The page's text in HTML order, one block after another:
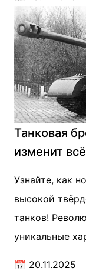
Танковая
изменит
Узнайте, как
высокой
танков!
уникальные
📅 20.11.2025